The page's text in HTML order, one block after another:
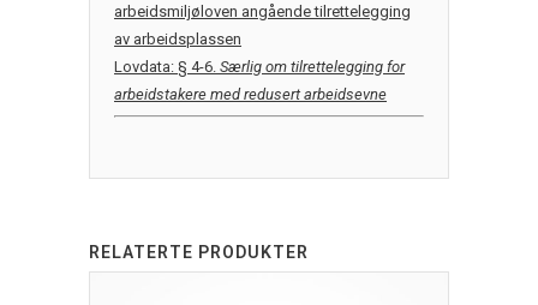
arbeidsmiljøloven angående tilrettelegging
av arbeidsplassen
Lovdata: § 4-6. Særlig om tilrettelegging for
arbeidstakere med redusert arbeidsevne
RELATERTE PRODUKTER